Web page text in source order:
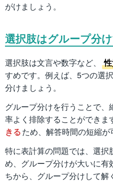
がけましょう。
選択肢はグループ分
選択肢は文言や数字など、
すめです。例えば、5つの選
分けましょう。
グループ分けを行うことで
率よく排除することができま
きるため、解答時間の短縮が
特に表計算の問題では、選択
め、グループ分けが大いに有
ちから、グループ分けして解